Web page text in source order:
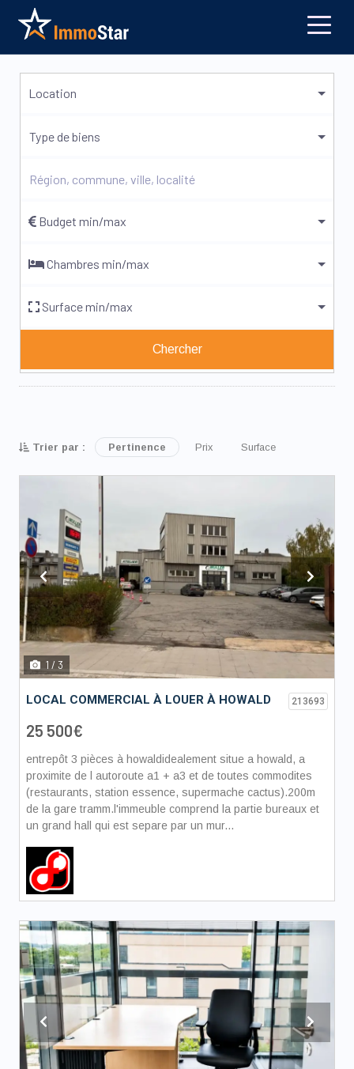
Location
Type de biens
Budget min/max
Chambres min/max
Surface min/max
Chercher
Trier par : Pertinence Prix Surface
Previous Next
1 / 3
LOCAL COMMERCIAL À LOUER À HOWALD 213693
25 500€
entrepôt 3 pièces à howaldidealement situe a howald, a
proximite de l autoroute a1 + a3 et de toutes commodites
(restaurants, station essence, supermache cactus).200m
de la gare tramm.l'immeuble comprend la partie bureaux et
un grand hall qui est separe par un mur...
Previous Next